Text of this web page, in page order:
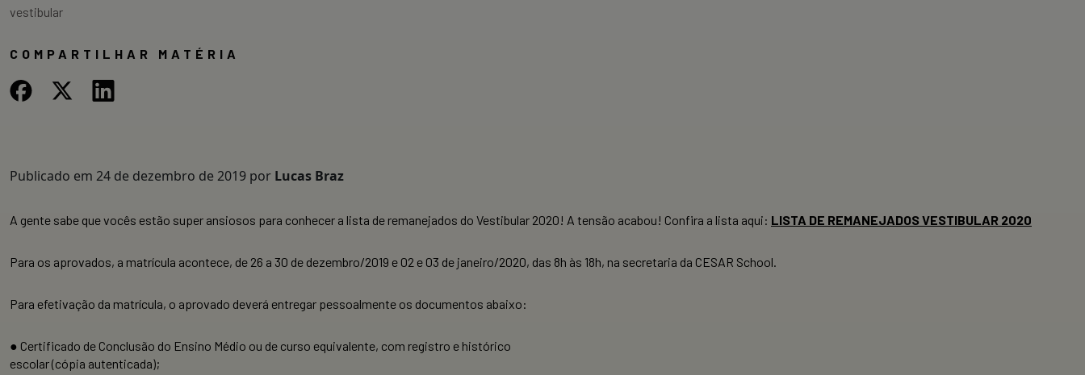
vestibular
COMPARTILHAR MATÉRIA
Publicado em 24 de dezembro de 2019 por Lucas Braz
A gente sabe que vocês estão super ansiosos para conhecer a lista de remanejados do Vestibular 2020! A tensão acabou! Confira a lista aqui: LISTA DE REMANEJADOS VESTIBULAR 2020
Para os aprovados, a matrícula acontece, de 26 a 30 de dezembro/2019 e 02 e 03 de janeiro/2020, das 8h às 18h, na secretaria da CESAR School.
Para efetivação da matrícula, o aprovado deverá entregar pessoalmente os documentos abaixo:
● Certificado de Conclusão do Ensino Médio ou de curso equivalente, com registro e histórico
escolar (cópia autenticada);